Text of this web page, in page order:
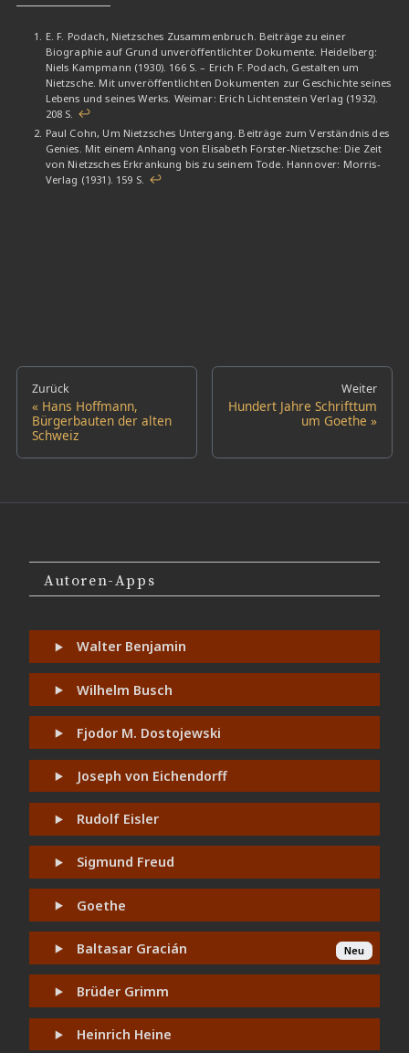
E. F. Podach, Nietzsches Zusammenbruch. Beiträge zu einer
Biographie auf Grund unveröffentlichter Dokumente. Heidelberg:
Niels Kampmann (1930). 166 S. – Erich F. Podach, Gestalten um
Nietzsche. Mit unveröffentlichten Dokumenten zur Geschichte seines
Lebens und seines Werks. Weimar: Erich Lichtenstein Verlag (1932).
208 S. ↩
Paul Cohn, Um Nietzsches Untergang. Beiträge zum Verständnis des
Genies. Mit einem Anhang von Elisabeth Förster-Nietzsche: Die Zeit
von Nietzsches Erkrankung bis zu seinem Tode. Hannover: Morris-
Verlag (1931). 159 S. ↩
Zurück
Hans Hoffmann,
Bürgerbauten der alten
Schweiz
Weiter
Hundert Jahre Schrifttum
um Goethe
Autoren-Apps
Walter Benjamin
Wilhelm Busch
Fjodor M. Dostojewski
Joseph von Eichendorff
Rudolf Eisler
Sigmund Freud
Goethe
Baltasar Gracián Neu
Brüder Grimm
Heinrich Heine